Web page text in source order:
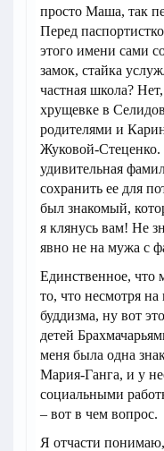
просто Маша, так
Перед
этого имени сами
замок, стайка
частная школа?
хрущевке в
родителями и
Жуковой-Стеценко.
удивительная
сохранить ее для
был знакомый,
я клянусь вам! Не
явно не на мужа с
Единственное, что
то, что несмотря
буддизма, ну вот
детей
меня была одна
Мария-Ганга, и у
социальными
– вот в чем вопрос.
Я отчасти